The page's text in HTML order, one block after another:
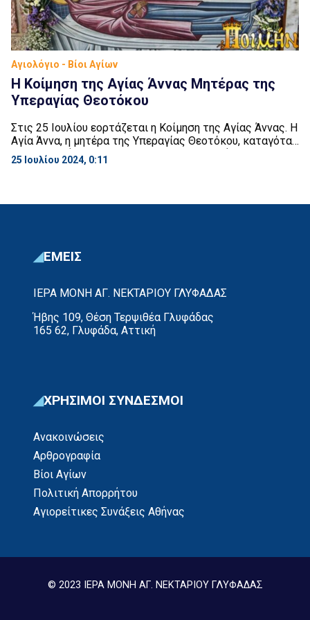
Αγιολόγιο - Βίοι Αγίων
Η Κοίμηση της Αγίας Άννας Μητέρας της
Υπεραγίας Θεοτόκου
Στις 25 Ιουλίου εορτάζεται η Κοίμηση της Αγίας Άννας. Η
Αγία Άννα, η μητέρα της Υπεραγίας Θεοτόκου, καταγόταν
από τη φυλή του Λευί. Ο πατέρας της, που ήταν ιερέας,
ονομαζόταν Ματθάν και η μητέρα της Μαρία. Η Άννα είχε
25 Ιουλίου 2024, 0:11
ΕΜΕΙΣ
ΙΕΡΑ ΜΟΝΗ ΑΓ. ΝΕΚΤΑΡΙΟΥ ΓΛΥΦΑΔΑΣ
Ήβης 109, Θέση Τερψιθέα Γλυφάδας
165 62, Γλυφάδα, Αττική
ΧΡΗΣΙΜΟΙ ΣΥΝΔΕΣΜΟΙ
Ανακοινώσεις
Αρθρογραφία
Βίοι Αγίων
Πολιτική Απορρήτου
Αγιορείτικες Συνάξεις Αθήνας
© 2023 ΙΕΡΑ ΜΟΝΗ ΑΓ. ΝΕΚΤΑΡΙΟΥ ΓΛΥΦΑΔΑΣ